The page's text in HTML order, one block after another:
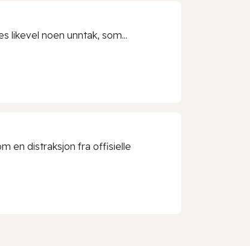
likevel noen unntak, som...
en distraksjon fra offisielle